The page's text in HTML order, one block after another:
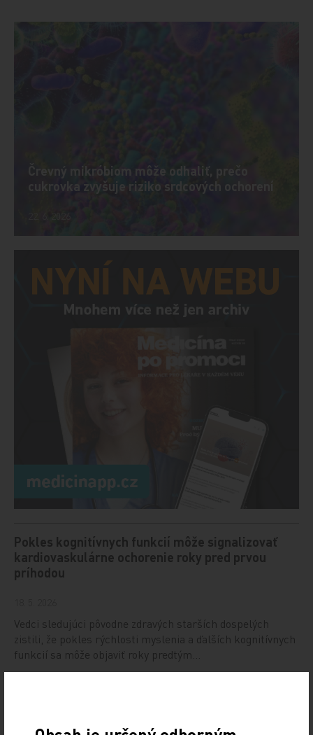
Črevný mikróbiom môže odhaliť, prečo
cukrovka zvyšuje riziko srdcových ochorení
Pokles kognitívnych funkcií môže signalizovať
kardiovaskulárne ochorenie roky pred prvou
príhodou
Vedci sledujúci pôvodne zdravých starších dospelých
zistili, že pokles rýchlosti myslenia a ďalších kognitívnych
funkcií sa môže objaviť roky predtým…